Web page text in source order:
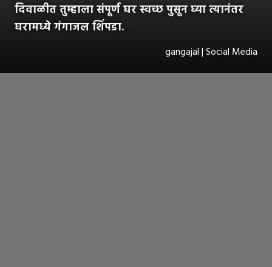
दिवाळीत तुम्हाला संपूर्ण घर स्वच्छ पुसून घ्या त्यानंतर
घरामध्ये गंगाजल शिंपडा.
gangajal | Social Media